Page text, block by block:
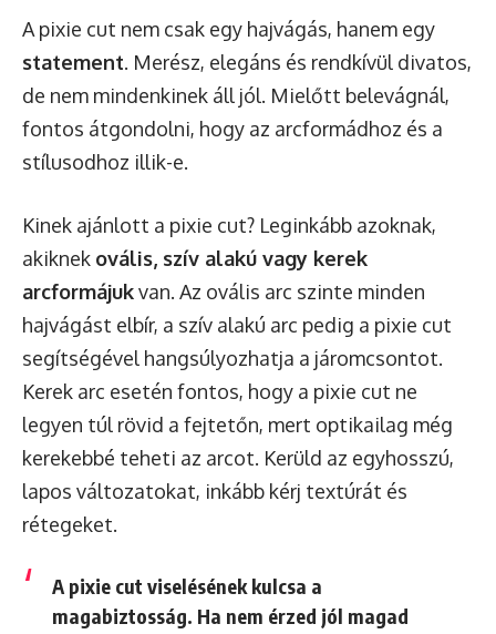
A pixie cut nem csak egy hajvágás, hanem egy
statement. Merész, elegáns és rendkívül divatos,
de nem mindenkinek áll jól. Mielőtt belevágnál,
fontos átgondolni, hogy az arcformádhoz és a
stílusodhoz illik-e.
Kinek ajánlott a pixie cut? Leginkább azoknak,
akiknek ovális, szív alakú vagy kerek
arcformájukvan. Az ovális arc szinte minden
hajvágást elbír, a szív alakú arc pedig a pixie cut
segítségével hangsúlyozhatja a járomcsontot.
Kerek arc esetén fontos, hogy a pixie cut ne
legyen túl rövid a fejtetőn, mert optikailag még
kerekebbé teheti az arcot. Kerüld az egyhosszú,
lapos változatokat, inkább kérj textúrát és
rétegeket.
A pixie cut viselésének kulcsa a
magabiztosság. Ha nem érzed jól magad